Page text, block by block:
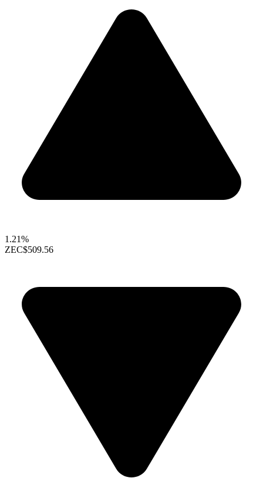
1.21%
ZEC$509.56